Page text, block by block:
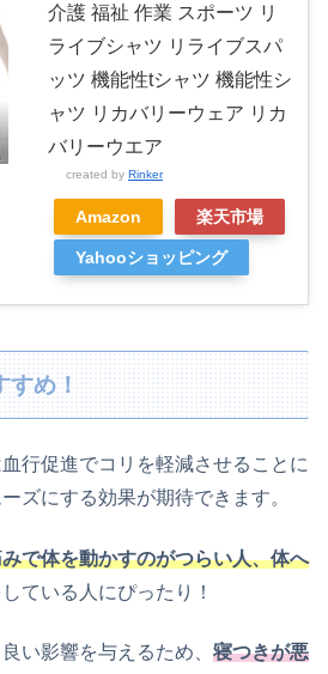
介護 福祉 作業 スポーツ リ
ライブシャツ リライブスパ
ッツ 機能性tシャツ 機能性シ
ャツ リカバリーウェア リカ
バリーウエア
created by Rinker
Amazon 楽天市場
Yahooショッピング
め！
行促進でコリを軽減させることに
ズにする効果が期待できます。
で体を動かすのがつらい人、体へ
している人にぴったり！
い影響を与えるため、 寝つきが悪